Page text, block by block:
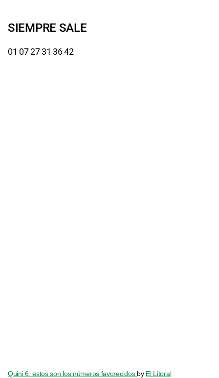
SIEMPRE SALE
01 07 27 31 36 42
Quini 6: estos son los números favorecidos by El Litoral